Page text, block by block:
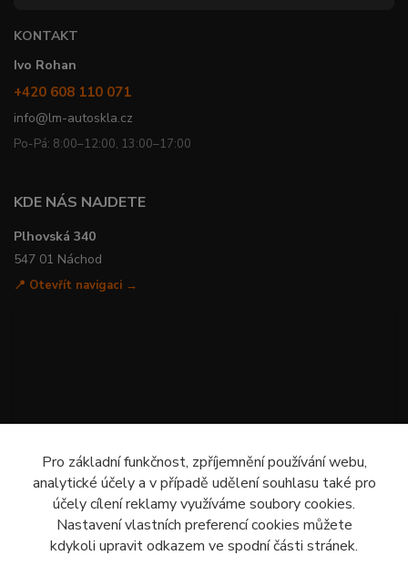
KONTAKT
Ivo Rohan
+420 608 110 071
info@lm-autoskla.cz
Po-Pá: 8:00–12:00, 13:00–17:00
KDE NÁS NAJDETE
Plhovská 340
547 01 Náchod
📍 Otevřít navigaci →
Pro základní funkčnost, zpříjemnění používání webu,
analytické účely a v případě udělení souhlasu také pro
účely cílení reklamy využíváme soubory cookies.
Nastavení vlastních preferencí cookies můžete
kdykoli upravit odkazem ve spodní části stránek.